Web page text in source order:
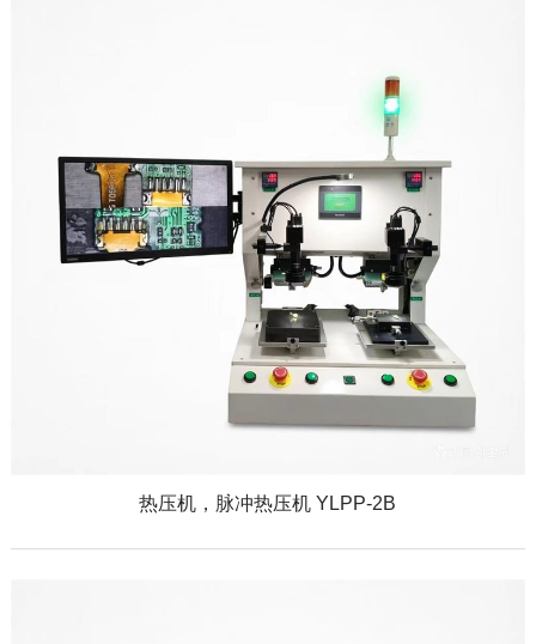
热压机，脉冲热压机 YLPP-2B